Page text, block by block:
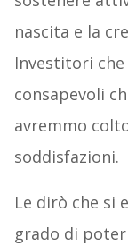
nascita e la
Investitori che
consapevoli
avremmo
soddisfazioni.
Le dirò che si
grado di